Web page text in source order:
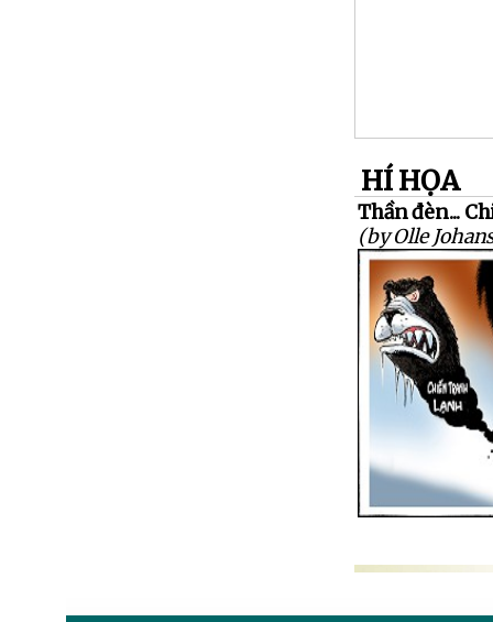
HÍ HỌA
Thần đèn...
(by Olle